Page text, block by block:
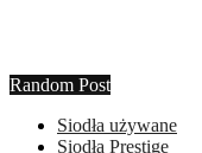
Random Post
Siodła używane
Siodła Prestige